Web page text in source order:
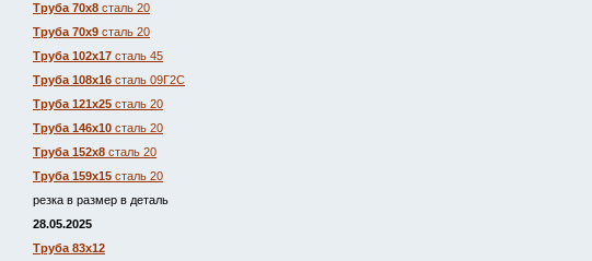
Труба 70х8 сталь 20
Труба 70х9 сталь 20
Труба 102х17 сталь 45
Труба 108х16 сталь 09Г2С
Труба 121х25 сталь 20
Труба 146х10 сталь 20
Труба 152х8 сталь 20
Труба 159х15 сталь 20
резка в размер в деталь
28.05.2025
Труба 83х12